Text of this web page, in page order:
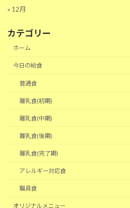
« 12月
カテゴリー
ホーム
今日の給食
普通食
離乳食(初期)
離乳食(中期)
離乳食(後期)
離乳食(完了期)
アレルギー対応食
職員食
オリジナルメニュー